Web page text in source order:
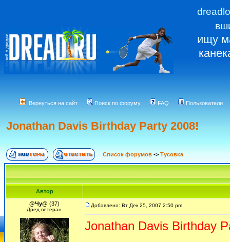
ищу
Вернуться на сайт Поиск по форуму FAQ Пользователи
Jonathan Davis Birthday Party 2008!
Список форумов -> Тусовка
Автор
@Чу@ (37)
Дред-ветеран
Добавлено: Вт Дек 25, 2007 2:50 pm
Jonathan Davis Birthday